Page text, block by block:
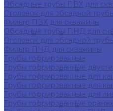
Обсадные трубы ПВХ для
Оголовок для обсадной
Фильтр ПВХ для скважины
Обсадные трубы ПНД для
Оголовок для обсадной
Фильтр ПНД для скважины
Трубы гофрированные
Трубы гофрированные
Трубы гофрированные для
Трубы гофрированные для
Трубы гофрированные для
Трубы гофрированные